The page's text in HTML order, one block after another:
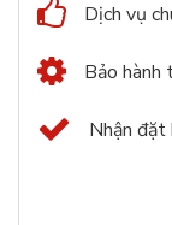
Dịch vụ
Bảo hành
Nhận đặt